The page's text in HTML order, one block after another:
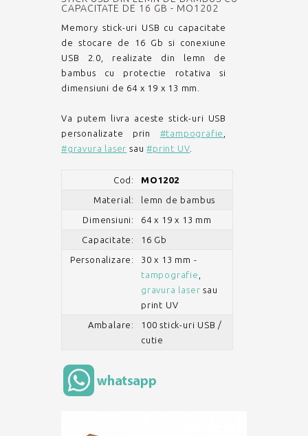
CAPACITATE DE 16 GB - MO1202
Memory stick-uri USB cu capacitate
de stocare de 16 Gb si conexiune
USB 2.0, realizate din lemn de
bambus cu protectie rotativa si
dimensiuni de 64 x 19 x 13 mm.
Va putem livra aceste stick-uri USB
personalizate prin #tampografie
#gravura laser sau#print UV
Cod: MO1202
Material: lemn de bambus
Dimensiuni: 64 x 19 x 13 mm
Capacitate: 16 Gb
Personalizare:
30 x 13 mm -
tampografie
gravura laser sau
print UV
Ambalare:
100 stick-uri USB /
cutie